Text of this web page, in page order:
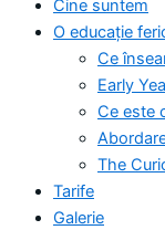
Cine suntem
O educație
Ce
Early
Ce este
The
Tarife
Galerie